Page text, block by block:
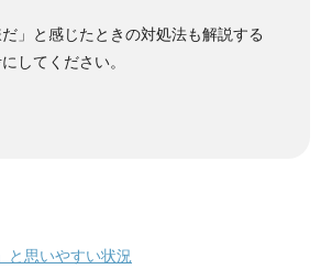
」と感じたときの対処法も解説する
してください。
と思いやすい状況